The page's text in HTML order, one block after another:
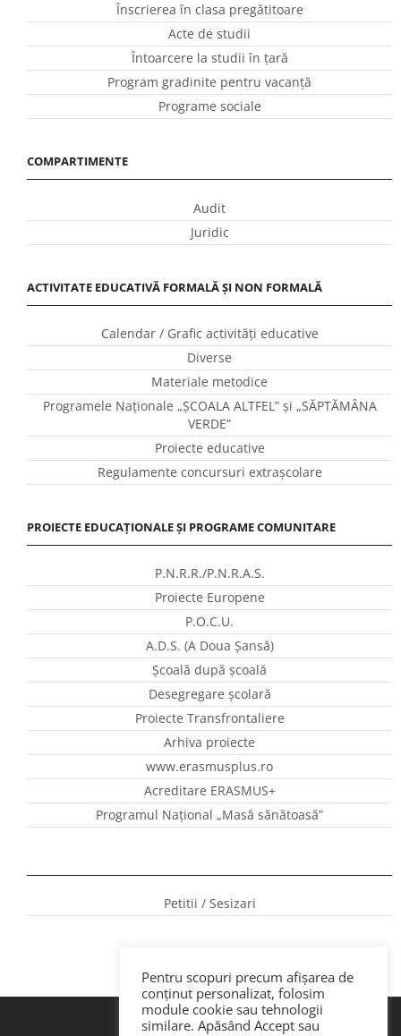
Înscrierea în clasa pregătitoare
Acte de studii
Întoarcere la studii în ţară
Program gradinite pentru vacanţă
Programe sociale
COMPARTIMENTE
Audit
Juridic
ACTIVITATE EDUCATIVĂ FORMALĂ ȘI NON FORMALĂ
Calendar / Grafic activităţi educative
Diverse
Materiale metodice
Programele Naţionale „ŞCOALA ALTFEL” și „SĂPTĂMÂNA
VERDE”
Proiecte educative
Regulamente concursuri extraşcolare
PROIECTE EDUCAȚIONALE ȘI PROGRAME COMUNITARE
P.N.R.R./P.N.R.A.S.
Proiecte Europene
P.O.C.U.
A.D.S. (A Doua Șansă)
Școală după școală
Desegregare școlară
Proiecte Transfrontaliere
Arhiva proiecte
www.erasmusplus.ro
Acreditare ERASMUS+
Programul Național „Masă sănătoasă”
Petitii / Sesizari
Pentru scopuri precum afișarea de
conținut personalizat, folosim
module cookie sau tehnologii
similare. Apăsând Accept sau